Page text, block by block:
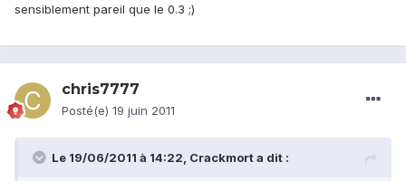
sensiblement pareil que le 0.3 ;)
chris7777
Posté(e) 19 juin 2011
Le 19/06/2011 à 14:22, Crackmort a dit :